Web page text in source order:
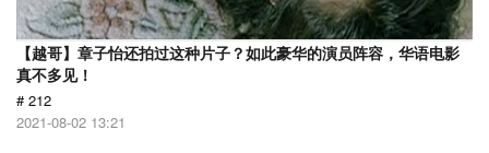
【越哥】章子怡还拍过这种片子？如此豪华的演员阵容，华语电影
真不多见！
# 212
2021-08-02 13:21